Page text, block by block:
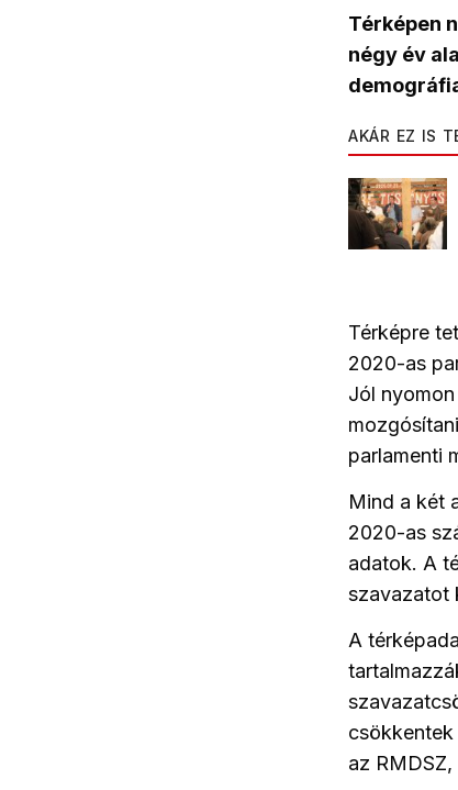
Térképen
négy év
AKÁR EZ IS
Térképre
2020-as
Jól
parlamenti
Mind a két
2020-as
adatok. A
szavazatot
A
az